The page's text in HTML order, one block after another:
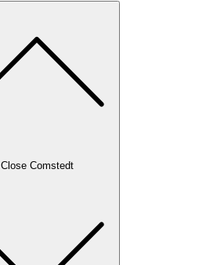
Close Comstedt